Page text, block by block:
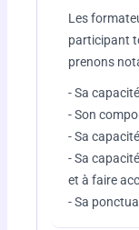
Les
participant
prenons
- Sa
- Son
- Sa
- Sa
et à faire
- Sa